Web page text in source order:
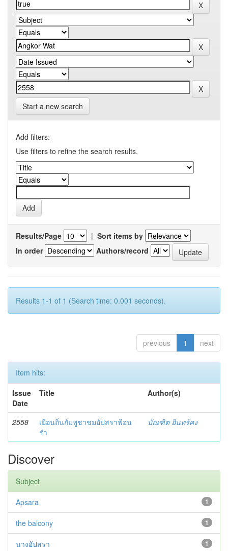
Start a new search
Add filters:
Use filters to refine the search results.
Results/Page | Sort items by
In order
Authors/record
Results 1-1 of 1 (Search time: 0.001 seconds).
previous 1 next
Item hits:
Issue
Date
Title Author(s)
2558
เยือนถิ่นกัมพูชาชมอัปสราฟ้อน
รำ
บัณฑิต อินทร์คง
Discover
Subject
1
Apsara
1
the balcony
1
นางอัปสรา